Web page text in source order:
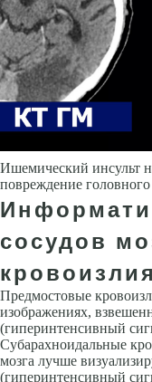
Ишемический инсульт
повреждение головного
сосудов
Предмостовые
изобра­жениях,
(гиперинтенсивный
Субарахноидальные
мозга лучше
(гиперинтенсивный